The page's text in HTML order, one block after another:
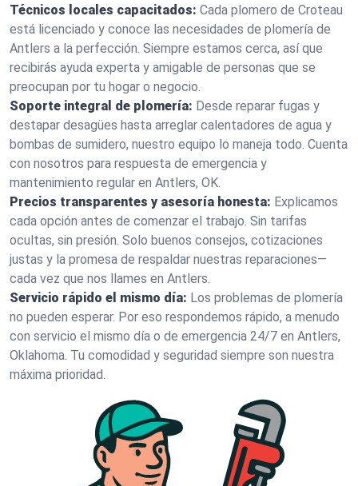
Técnicos locales capacitados: Cada plomero de Croteau
está licenciado y conoce las necesidades de plomería de
Antlers a la perfección. Siempre estamos cerca, así que
recibirás ayuda experta y amigable de personas que se
preocupan por tu hogar o negocio.
Soporte integral de plomería: Desde reparar fugas y
destapar desagües hasta arreglar calentadores de agua y
bombas de sumidero, nuestro equipo lo maneja todo. Cuenta
con nosotros para respuesta de emergencia y
mantenimiento regular en Antlers, OK.
Precios transparentes y asesoría honesta: Explicamos
cada opción antes de comenzar el trabajo. Sin tarifas
ocultas, sin presión. Solo buenos consejos, cotizaciones
justas y la promesa de respaldar nuestras reparaciones—
cada vez que nos llames en Antlers.
Servicio rápido el mismo día: Los problemas de plomería
no pueden esperar. Por eso respondemos rápido, a menudo
con servicio el mismo día o de emergencia 24/7 en Antlers,
Oklahoma. Tu comodidad y seguridad siempre son nuestra
máxima prioridad.